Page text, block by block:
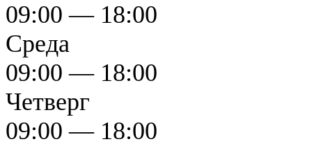
09:00 — 18:00
Среда
09:00 — 18:00
Четверг
09:00 — 18:00